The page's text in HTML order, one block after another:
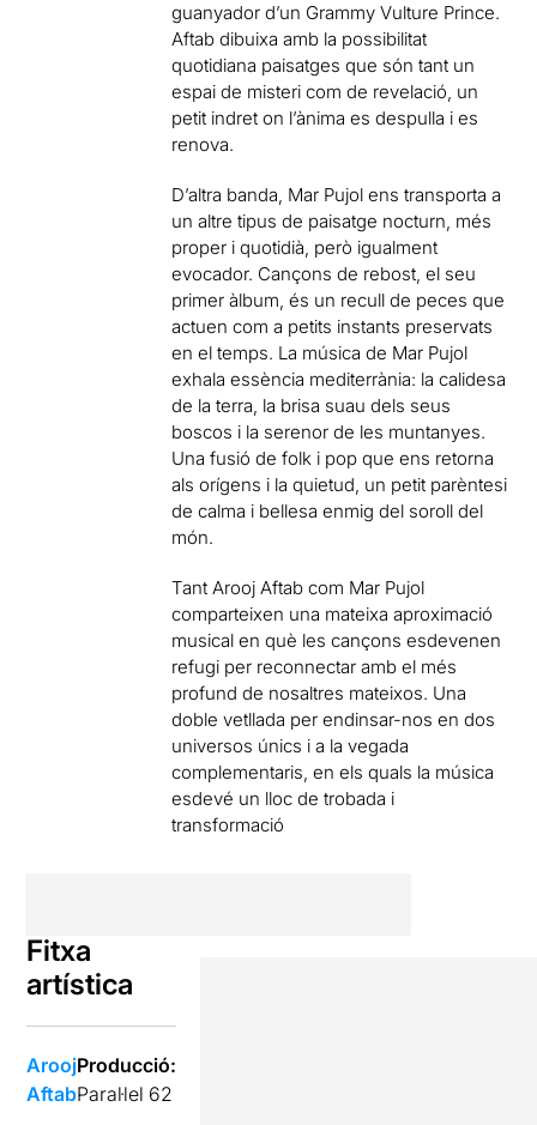
guanyador d’un Grammy Vulture Prince.
Aftab dibuixa amb la possibilitat
quotidiana paisatges que són tant un
espai de misteri com de revelació, un
petit indret on l’ànima es despulla i es
renova.
D’altra banda, Mar Pujol ens transporta a
un altre tipus de paisatge nocturn, més
proper i quotidià, però igualment
evocador. Cançons de rebost, el seu
primer àlbum, és un recull de peces que
actuen com a petits instants preservats
en el temps. La música de Mar Pujol
exhala essència mediterrània: la calidesa
de la terra, la brisa suau dels seus
boscos i la serenor de les muntanyes.
Una fusió de folk i pop que ens retorna
als orígens i la quietud, un petit parèntesi
de calma i bellesa enmig del soroll del
món.
Tant Arooj Aftab com Mar Pujol
comparteixen una mateixa aproximació
musical en què les cançons esdevenen
refugi per reconnectar amb el més
profund de nosaltres mateixos. Una
doble vetllada per endinsar-nos en dos
universos únics i a la vegada
complementaris, en els quals la música
esdevé un lloc de trobada i
transformació
Fitxa
artística
Arooj
Aftab
Producció:
Paral·lel 62